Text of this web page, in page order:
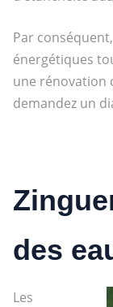
Par
énergétiques
une rénovation
demandez un
des
Les